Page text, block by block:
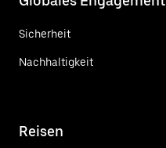
Sicherheit
Nachhaltigkeit
Reisen